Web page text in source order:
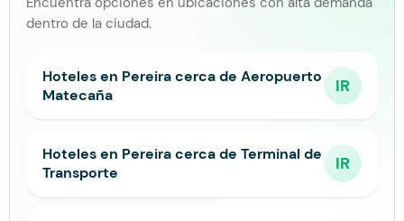
dentro de la ciudad.
Hoteles en Pereira cerca de Aeropuerto
Matecaña
IR
Hoteles en Pereira cerca de Terminal de
Transporte
IR